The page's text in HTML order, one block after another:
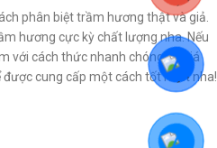
phân biệt trầm hương thật và giả.
hương cực kỳ chất lượng nha. Nếu
với cách thức nhanh chóng và giá
được cung cấp một cách tốt nhất nha!